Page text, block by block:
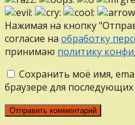
Нажимая на кнопку
согласие на обработку
принимаю политику
Сохранить моё имя,
браузере для